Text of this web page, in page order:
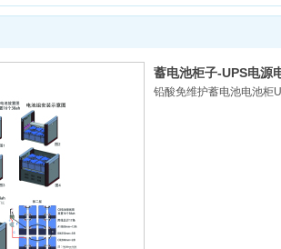
蓄电池柜子-UPS电源
120电池柜
铅酸免维护蓄电池电池柜